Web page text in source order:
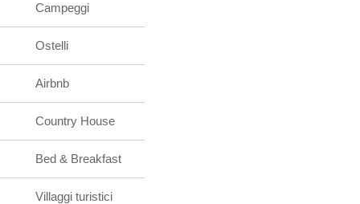
Campeggi
Ostelli
Airbnb
Country House
Bed & Breakfast
Villaggi turistici